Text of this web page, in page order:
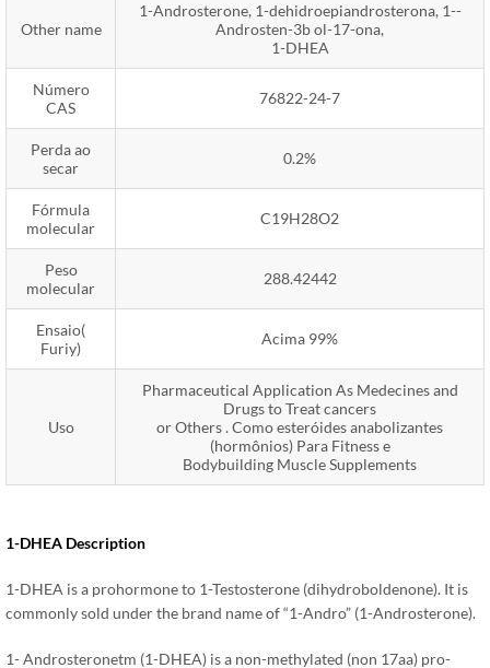
Other name
1-Androsterone, 1-dehidroepiandrosterona, 1--
Androsten-3b ol-17-ona,
1-DHEA
Número
CAS
76822-24-7
Perda ao
secar
0.2%
Fórmula
molecular
C19H28O2
Peso
molecular
288.42442
Ensaio(
Furiy)
Acima 99%
Uso
Pharmaceutical Application As Medecines and
Drugs to Treat cancers
or Others. Como esteróides anabolizantes
(hormônios) Para Fitness e
Bodybuilding Muscle Supplements
1-DHEA Description
1-DHEA is a prohormone to 1-Testosterone (dihydroboldenone). It is
commonly sold under the brand name of “1-Andro” (1-Androsterone).
1-Androsteronetm (1-DHEA) is a non-methylated (non 17aa) pro-